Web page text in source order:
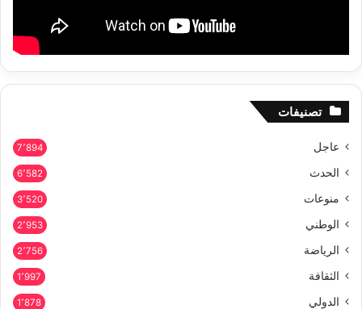
تصنيفات
عاجل 7٬894
الحدث 6٬582
منوعات 3٬520
الوطني 2٬953
الرياضة 2٬756
الثقافة 1٬997
الدولي 1٬878